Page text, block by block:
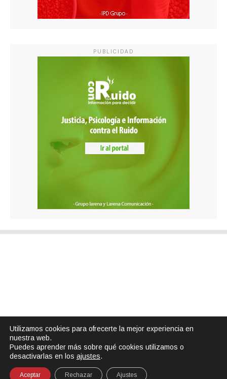
PUBLICIDAD
Utilizamos cookies para ofrecerte la mejor experiencia en
nuestra web.
Puedes aprender más sobre qué cookies utilizamos o
desactivarlas en los ajustes.
Aceptar Rechazar Ajustes